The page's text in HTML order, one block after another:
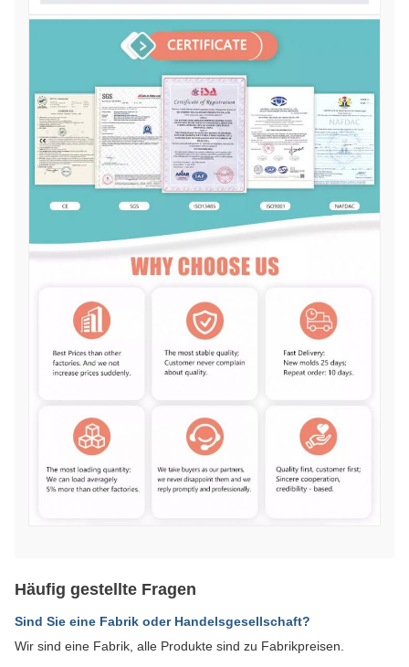
Häufig gestellte Fragen
Sind Sie eine Fabrik oder Handelsgesellschaft?
Wir sind eine Fabrik, alle Produkte sind zu Fabrikpreisen.